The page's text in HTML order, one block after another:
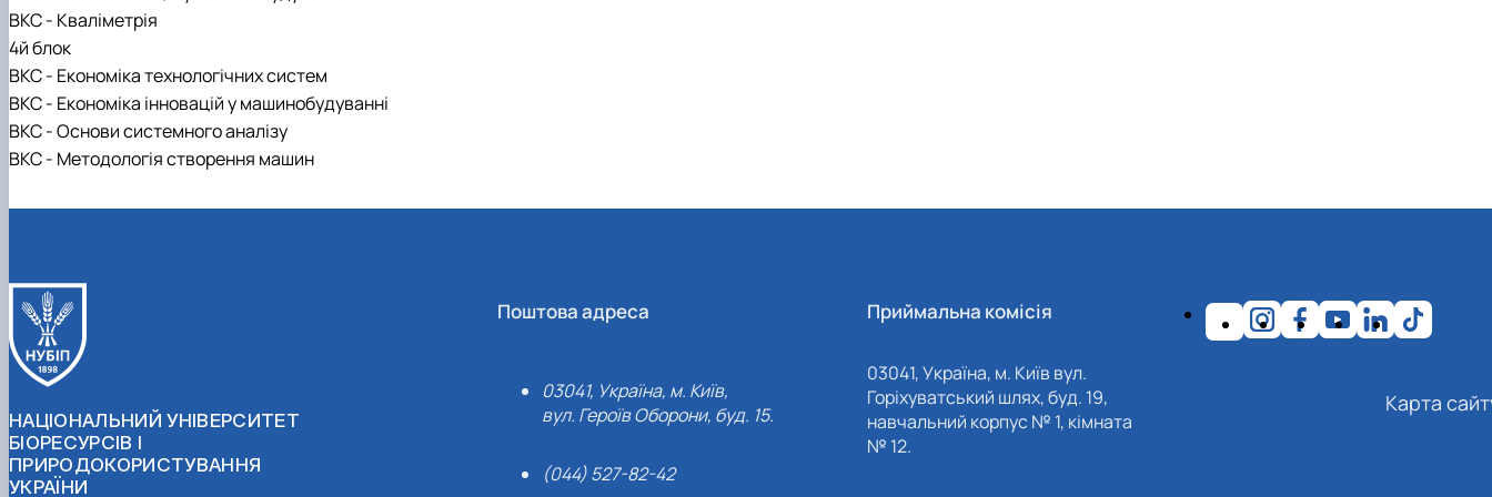
ВКС - Кваліметрія
4й блок
ВКС - Економіка технологічних систем
ВКС - Економіка інновацій у машинобудуванні
ВКС - Основи системного аналізу
ВКС - Методологія створення машин
НАЦІОНАЛЬНИЙ УНІВЕРСИТЕТ
БІОРЕСУРСІВ І
ПРИРОДОКОРИСТУВАННЯ
УКРАЇНИ
Поштова адреса
03041, Україна, м. Київ,
вул. Героїв Оборони, буд. 15.
(044) 527-82-42
Приймальна комісія
03041, Україна, м. Київ вул.
Горіхуватський шлях, буд. 19,
навчальний корпус № 1, кімната
№ 12.
Карта